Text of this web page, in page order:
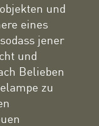
und
eines
jener
und
Belieben
zu